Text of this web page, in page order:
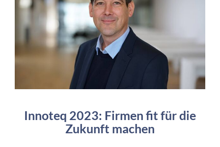
Innoteq 2023: Firmen fit für die
Zukunft machen